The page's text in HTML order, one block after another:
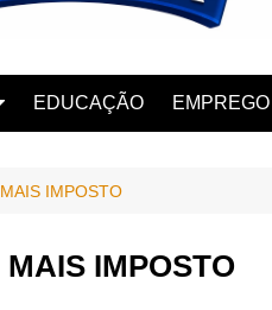
BARRETOS
EDUCAÇÃO EMPREGO
MAIS IMPOSTO
MAIS IMPOSTO